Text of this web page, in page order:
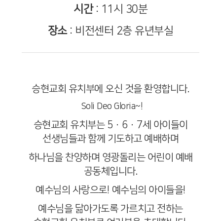
시간: 11시 30분
장소: 비전센터 2층 유년부실
승현교회 유치부에 오신 것을 환영합니다.
Soli Deo Gloria~!
승현교회 유치부는 5·6·7세 아이들이
선생님들과 함께 기도하고 예배하며
하나님을 찬양하며 영광돌리는 어린이 예배
공동체입니다.
예수님의 사랑으로! 예수님의 아이들을!
예수님을 닮아가도록 가르치고 전하는